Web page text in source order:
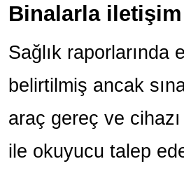
Binalarla
Sağlık raporlarında
belirtilmiş ancak
araç gereç ve
ile okuyucu talep